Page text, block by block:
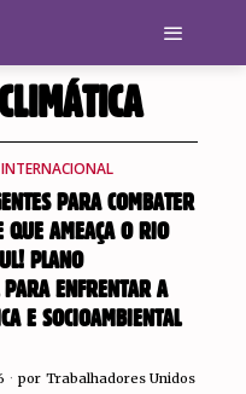
INTERNACIONAL
PARA COMBATER
QUE AMEAÇA O RIO
PLANO
PARA ENFRENTAR A
E SOCIOAMBIENTAL
por Trabalhadores Unidos